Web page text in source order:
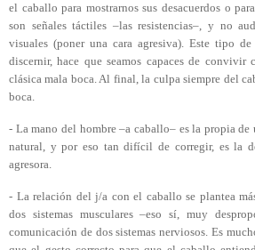
el caballo para mostrarnos sus desacuerdos o
son señales táctiles –las resistencias–, y no
visuales (poner una cara agresiva). Este tipo
discernir, hace que seamos capaces de
clásica mala boca. Al final, la culpa siempre del
boca.
- La mano del hombre –a caballo– es la propia
natural, y por eso tan difícil de corregir, es la
agresora.
- La relación del j/a con el caballo se plantea
dos sistemas musculares –eso sí, muy
comunicación de dos sistemas nerviosos. Es